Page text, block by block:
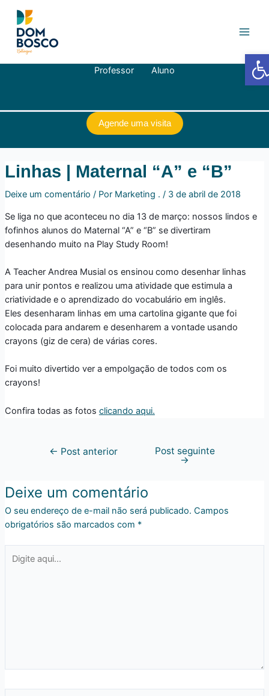
para
conteúdo
Professor Aluno
Agende uma visita
Linhas | Maternal “A” e “B”
Deixe um comentário / Por Marketing . / 3 de abril de 2018
Se liga no que aconteceu no dia 13 de março: nossos lindos e
fofinhos alunos do Maternal “A” e “B” se divertiram
desenhando muito na Play Study Room!
A Teacher Andrea Musial os ensinou como desenhar linhas
para unir pontos e realizou uma atividade que estimula a
criatividade e o aprendizado do vocabulário em inglês.
Eles desenharam linhas em uma cartolina gigante que foi
colocada para andarem e desenharem a vontade usando
crayons (giz de cera) de várias cores.
Foi muito divertido ver a empolgação de todos com os
crayons!
Confira todas as fotos clicando aqui.
Post
← Post anterior Post seguinte
→
Deixe um comentário
O seu endereço de e-mail não será publicado. Campos
obrigatórios são marcados com *
aqui...
Barra